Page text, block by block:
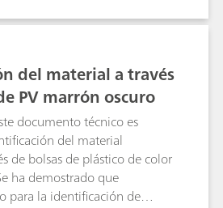
polimórfica inducida por
de forma delta a beta)
combinada de sorción de
del material a través
PV marrón oscuro
documento técnico es
del material
de bolsas de plástico de color
ha demostrado que
para la identificación de